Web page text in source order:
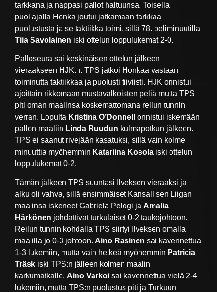
tarkkana ja nappasi pallot haltuunsa. Toisella
puoliajalla Honka joutui jatkamaan tarkkaa
puolustusta ja se taktiikka toimi, sillä 78. peliminuutilla
Tiia Savolainen iski ottelun loppulukemat 2-0.
Palloseura sai keskinäisen ottelun jälkeen
vieraakseen HJK:n. TPS jatkoi Honkaa vastaan
toiminutta taktiikkaa ja puolusti tiiviisti. HJK onnistui
ajoittain rikkomaan mustavalkoisten peliä mutta TPS
piti oman maalinsa koskemattomana reilun tunnin
verran. Lopulta Kristina O’Donnellonnistui iskemään
pallon maaliin Linda Ruudun kulmapotkun jälkeen.
TPS ei saanut rivejään kasatuksi, sillä vain kolme
minuuttia myöhemmin Katariina Kosola iski ottelun
loppulukemat 0-2.
Tämän jälkeen TPS suuntasi Ilveksen vieraaksi ja
alku oli vahva, sillä ensimmäiset Kansallisen Liigan
maalinsa iskeneet Gabriela Pelogi ja Amalia
Härkönen johdattivat turkulaiset 0-2 taukojohtoon.
Reilun tunnin kohdalla TPS siirtyi Ilveksen omalla
maalilla jo 0-3 johtoon. Aino Rasinen sai kavennettua
1-3 lukemiin, mutta vain hetkeä myöhemmin Patricia
Träsk iski TPS:n jälleen kolmen maalin
karkumatkalle. Aino Varkoi sai kavennettua vielä 2-4
lukemiin, mutta TPS:n puolustus piti ja Turkuun